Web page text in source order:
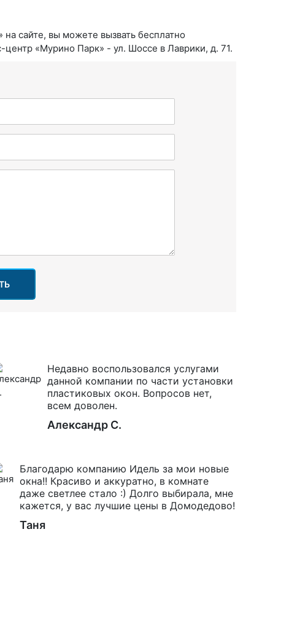
на сайте, вы можете вызвать бесплатно
«Мурино Парк» - ул. Шоссе в Лаврики, д. 71.
Недавно воспользовался услугами
данной компании по части установки
пластиковых окон. Вопросов нет,
всем доволен.
Александр С.
Благодарю компанию Идель за мои новые
окна!! Красиво и аккуратно, в комнате
даже светлее стало :) Долго выбирала, мне
кажется, у вас лучшие цены в Домодедово!
Таня